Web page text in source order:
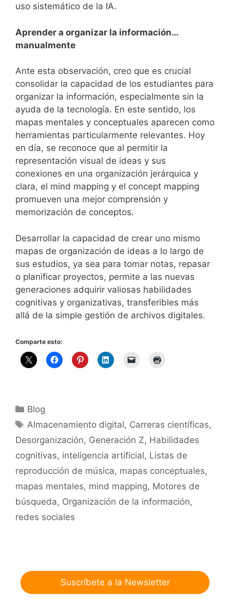
uso sistemático de la IA.
Aprender a organizar la información…
manualmente
Ante esta observación, creo que es crucial
consolidar la capacidad de los estudiantes para
organizar la información, especialmente sin la
ayuda de la tecnología. En este sentido, los
mapas mentales y conceptuales aparecen como
herramientas particularmente relevantes. Hoy
en día, se reconoce que al permitir la
representación visual de ideas y sus
conexiones en una organización jerárquica y
clara, el mind mapping y el concept mapping
promueven una mejor comprensión y
memorización de conceptos.
Desarrollar la capacidad de crear uno mismo
mapas de organización de ideas a lo largo de
sus estudios, ya sea para tomar notas, repasar
o planificar proyectos, permite a las nuevas
generaciones adquirir valiosas habilidades
cognitivas y organizativas, transferibles más
allá de la simple gestión de archivos digitales.
Comparte esto:
Categorías
Blog
Etiquetas
Almacenamiento digital, Carreras científicas,
Desorganización, Generación Z, Habilidades
cognitivas, inteligencia artificial, Listas de
reproducción de música, mapas conceptuales,
mapas mentales, mind mapping, Motores de
búsqueda, Organización de la información,
redes sociales
Suscríbete a la Newsletter